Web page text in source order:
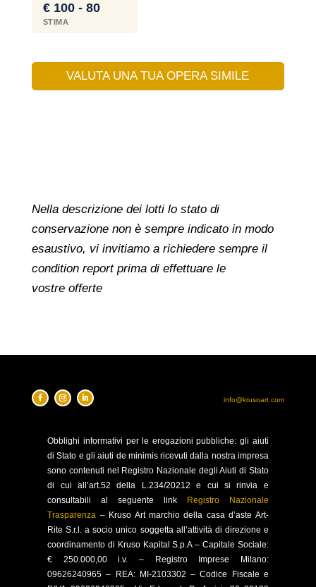
€ 100 - 80
STIMA
VALUTA UNA TUA OPERA SIMILE
Nella descrizione dei lotti lo stato di
conservazione non è sempre indicato in modo
esaustivo, vi invitiamo a richiedere sempre il
condition report prima di effettuare le
vostre offerte
info@krusoart.com
Obblighi informativi per le erogazioni pubbliche: gli aiuti
di Stato e gli aiuti de minimis ricevuti dalla nostra impresa
sono contenuti nel Registro Nazionale degli Aiuti di Stato
di cui all’art.52 della L.234/20212 e cui si rinvia e
consultabili al seguente link
Registro Nazionale
Trasparenza – Kruso Art marchio della casa d’aste Art-
Rite S.r.l. a socio unico soggetta all’attività di direzione e
coordinamento di Kruso Kapital S.p.A – Capitale Sociale:
€ 250.000,00 i.v. – Registro Imprese Milano:
09626240965 –
REA: MI-2103302 – Codice Fiscale e